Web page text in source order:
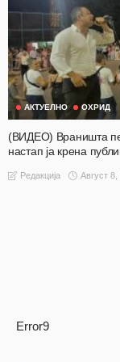
АКТУЕЛНО ОХРИД
(ВИДЕО) Враништа
настап ја крена
Редакција Август 8,
Error9